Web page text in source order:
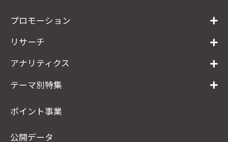
プロモーション
リサーチ
アナリティクス
テーマ別特集
ポイント事業
公開データ